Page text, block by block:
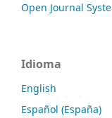
Open Journal
Idioma
English
Español (España)